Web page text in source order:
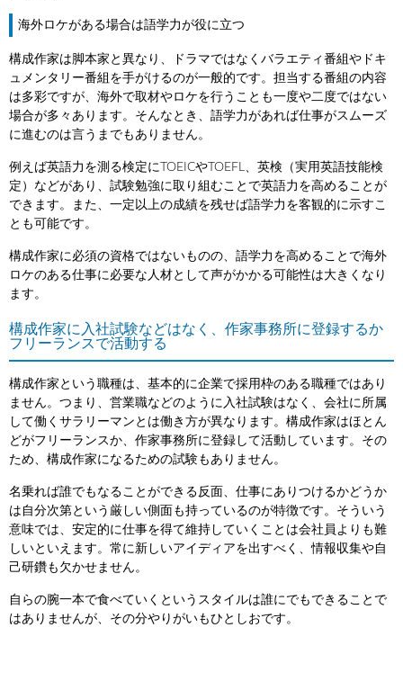
海外ロケがある場合は語学力が役に立つ
構成作家は脚本家と異なり、ドラマではなくバラエティ番組やドキ
ュメンタリー番組を手がけるのが一般的です。担当する番組の内容
は多彩ですが、海外で取材やロケを行うことも一度や二度ではない
場合が多々あります。そんなとき、語学力があれば仕事がスムーズ
に進むのは言うまでもありません。
例えば英語力を測る検定にTOEICやTOEFL、英検（実用英語技能検
定）などがあり、試験勉強に取り組むことで英語力を高めることが
できます。また、一定以上の成績を残せば語学力を客観的に示すこ
とも可能です。
構成作家に必須の資格ではないものの、語学力を高めることで海外
ロケのある仕事に必要な人材として声がかかる可能性は大きくなり
ます。
構成作家に入社試験などはなく、作家事務所に登録するか
フリーランスで活動する
構成作家という職種は、基本的に企業で採用枠のある職種ではあり
ません。つまり、営業職などのように入社試験はなく、会社に所属
して働くサラリーマンとは働き方が異なります。構成作家はほとん
どがフリーランスか、作家事務所に登録して活動しています。その
ため、構成作家になるための試験もありません。
名乗れば誰でもなることができる反面、仕事にありつけるかどうか
は自分次第という厳しい側面も持っているのが特徴です。そういう
意味では、安定的に仕事を得て維持していくことは会社員よりも難
しいといえます。常に新しいアイディアを出すべく、情報収集や自
己研鑽も欠かせません。
自らの腕一本で食べていくというスタイルは誰にでもできることで
はありませんが、その分やりがいもひとしおです。